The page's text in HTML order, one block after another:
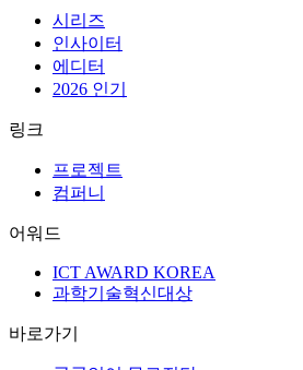
시리즈
인사이터
에디터
2026 인기
링크
프로젝트
컴퍼니
어워드
ICT AWARD KOREA
과학기술혁신대상
바로가기